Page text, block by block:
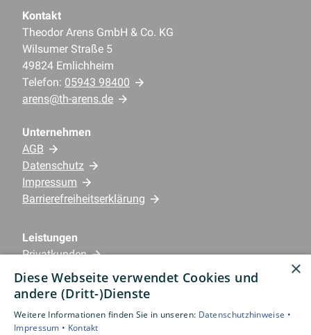
Kontakt
Theodor Arens GmbH & Co. KG
Wilsumer Straße 5
49824 Emlichheim
Telefon: 05943 98400
arens@th-arens.de
Unternehmen
AGB
Datenschutz
Impressum
Barrierefreiheitserklärung
Leistungen
Privatkunden
Gewerbekunden
Karriere
Unternehmen
×
Diese Webseite verwendet Cookies und
andere (Dritt-)Dienste
Weitere Informationen finden Sie in unseren: Datenschutzhinweise •
Impressum • Kontakt